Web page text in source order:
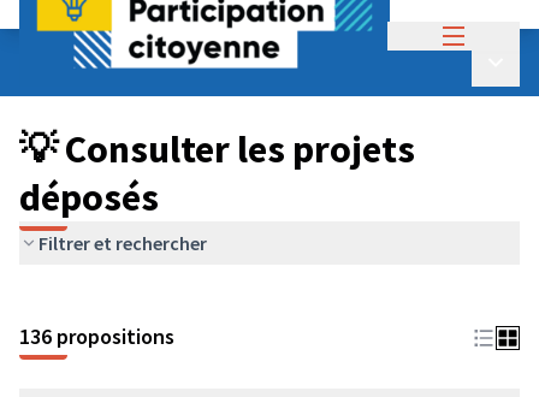
Budget Participatif JEUNESSE 2024
💡 Consulter les projets déposés
💡 Consulter les projets
déposés
Filtrer et rechercher
136 propositions